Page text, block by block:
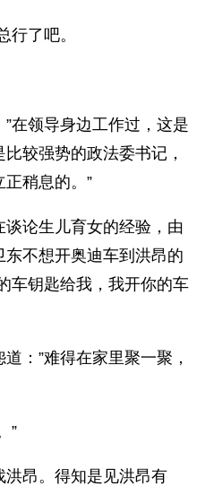
行了吧。
在领导身边工作过，这是
较强势的政法委书记，
稍息的。”
论生儿育女的经验，由
不想开奥迪车到洪昂的
车钥匙给我，我开你的车
：”难得在家里聚一聚，
”
昂。得知是见洪昂有